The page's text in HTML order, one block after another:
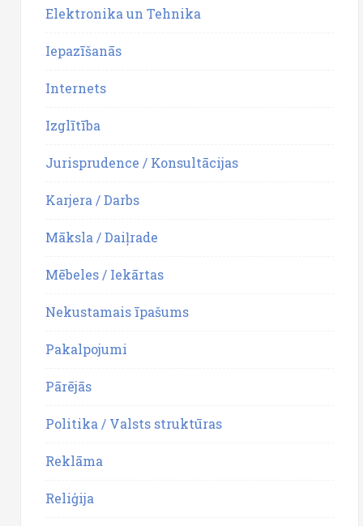
Elektronika un Tehnika
Iepazīšanās
Internets
Izglītība
Jurisprudence / Konsultācijas
Karjera / Darbs
Māksla / Daiļrade
Mēbeles / Iekārtas
Nekustamais īpašums
Pakalpojumi
Pārējās
Politika / Valsts struktūras
Reklāma
Reliģija